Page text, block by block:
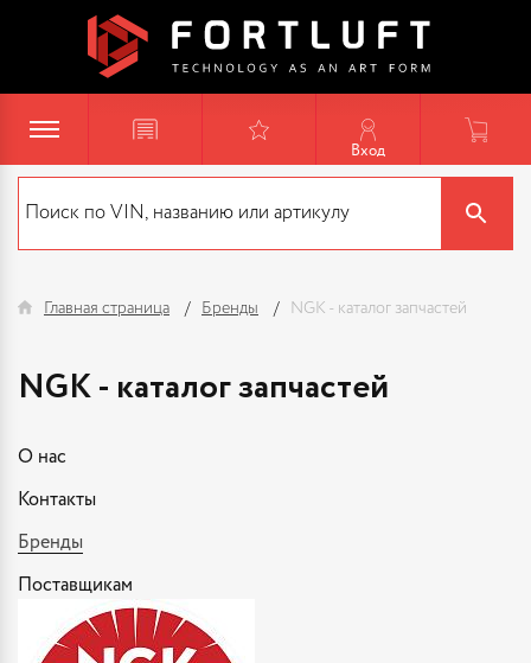
Вход
Главная страница Бренды NGK - каталог запчастей
NGK - каталог запчастей
О нас
Контакты
Бренды
Поставщикам